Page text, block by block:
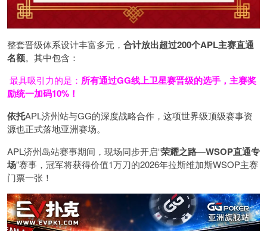
整套晋级体系设计丰富多元， 合计放出超过200个APL主赛直通
名额。其中包含：
最具吸引力的是： 所有通过GG线上卫星赛晋级的选手，主赛奖
励统一加码10% ！
依托APL济州站与GG的深度战略合作，这项世界级顶级赛事资
源也正式落地亚洲赛场。
APL济州岛站赛事期间，现场同步开启“荣耀之路—WSOP直通专
场”赛事，冠军将获得价值1万刀的2026年拉斯维加斯WSOP主赛
门票一张！